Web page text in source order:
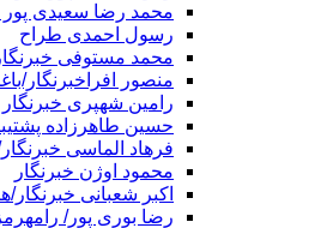
محمد رضا سعیدی پور
رسول احمدی طراح
محمد مستوفی خبرنگار
منصور افراخبرنگار/
رامین شهپری خبرنگار
حسین طاهرزاده
فرهاد الماسی
محمود اوژن خبرنگار
اکبر شعبانی خبرنگار/
رضا بوری پور/